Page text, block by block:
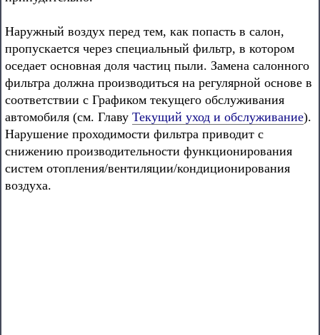
Наружный воздух перед тем, как попасть в салон,
пропускается через специальный фильтр, в котором
оседает основная доля частиц пыли. Замена салонного
фильтра должна производиться на регулярной основе в
соответствии с Графиком текущего обслуживания
автомобиля (см. Главу Текущий уход и обслуживание).
Нарушение проходимости фильтра приводит с
снижению производительности функционирования
систем отопления/вентиляции/кондиционирования
воздуха.